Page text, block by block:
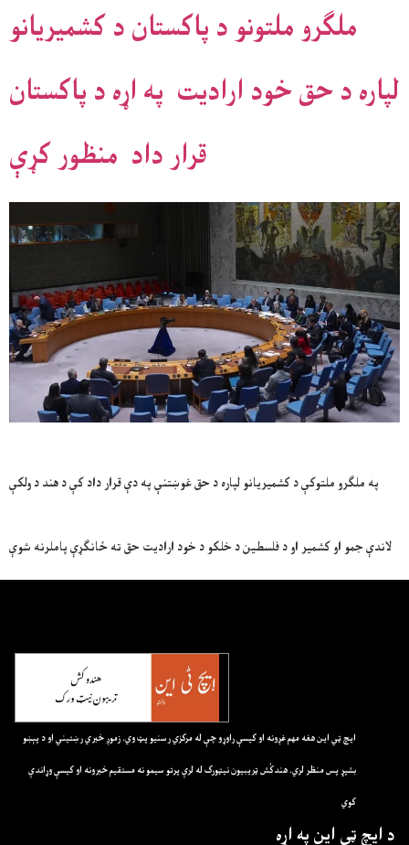
ملګرو ملتونو د پاکستان د کشمیریانو
لپاره د حق خود اراديت په اړه د پاکستان
قرار داد منظور کړې
په ملګرو ملتوکې د کشمیریانو لپاره د حق غوښتنې په دې قرار داد کې د هند د ولکې
لاندې جمو او کشمیر او د فلسطین د خلکو د خود ارادیت حق ته ځانګړې پاملرنه شوې
ايچ ټي اين هغه مهم غږونه او کيسې راوړو چې له مرکزي رسنيو پټ وي. زموږ خبري رښتيني او د پېښو
بشپړ پس منظر لري. هندکُش ټريبيون نيټورک له لرې پرتو سيمو نه مستقيم خبرونه او کيسې وړاندې
کوي
د ايچ ټي اين په اړه